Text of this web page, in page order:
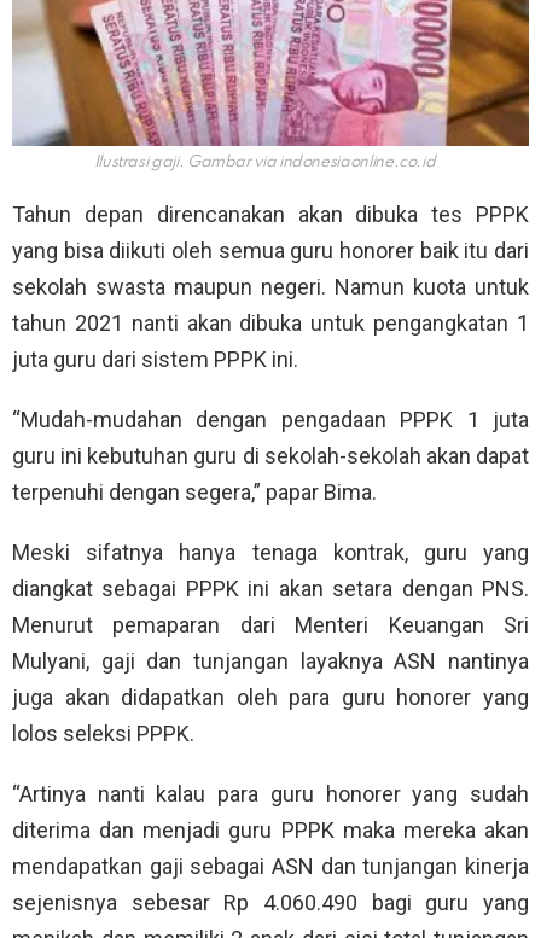
Ilustrasi gaji. Gambar via indonesiaonline.co.id
Tahun depan direncanakan akan dibuka tes PPPK
yang bisa diikuti oleh semua guru honorer baik itu dari
sekolah swasta maupun negeri. Namun kuota untuk
tahun 2021 nanti akan dibuka untuk pengangkatan 1
juta guru dari sistem PPPK ini.
“Mudah-mudahan dengan pengadaan PPPK 1 juta
guru ini kebutuhan guru di sekolah-sekolah akan dapat
terpenuhi dengan segera,” papar Bima.
Meski sifatnya hanya tenaga kontrak, guru yang
diangkat sebagai PPPK ini akan setara dengan PNS.
Menurut pemaparan dari Menteri Keuangan Sri
Mulyani, gaji dan tunjangan layaknya ASN nantinya
juga akan didapatkan oleh para guru honorer yang
lolos seleksi PPPK.
“Artinya nanti kalau para guru honorer yang sudah
diterima dan menjadi guru PPPK maka mereka akan
mendapatkan gaji sebagai ASN dan tunjangan kinerja
sejenisnya sebesar Rp 4.060.490 bagi guru yang